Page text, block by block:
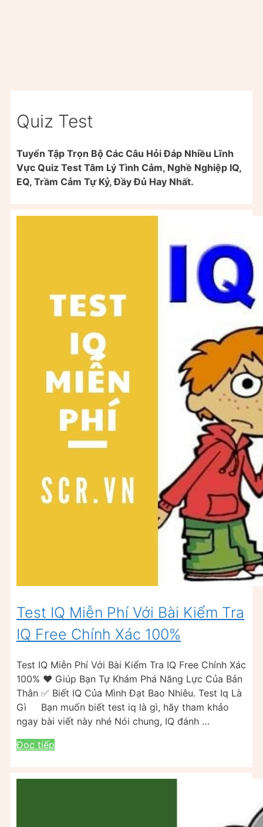
Quiz Test
Tuyển Tập Trọn Bộ Các Câu Hỏi Đáp Nhiều Lĩnh
Vực Quiz Test Tâm Lý Tình Cảm, Nghề Nghiệp IQ,
EQ, Trầm Cảm Tự Kỷ, Đầy Đủ Hay Nhất.
Test IQ Miễn Phí Với Bài Kiểm Tra
IQ Free Chính Xác 100%
Test IQ Miễn Phí Với Bài Kiểm Tra IQ Free Chính Xác
100% ❤️ Giúp Bạn Tự Khám Phá Năng Lực Của Bản
Thân ✅ Biết IQ Của Mình Đạt Bao Nhiêu. Test Iq Là
Gì Bạn muốn biết test iq là gì, hãy tham khảo
ngay bài viết này nhé Nói chung, IQ đánh …
Đọc tiếp